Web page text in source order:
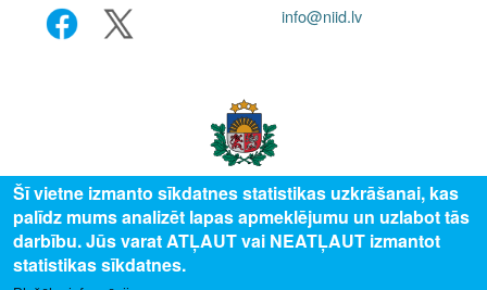
info@niid.lv
© 2025 Valsts izglītības attīstības aģentūra, publicētā satura visas tiesības
Šī vietne izmanto sīkdatnes statistikas uzkrāšanai, kas
palīdz mums analizēt lapas apmeklējumu un uzlabot tās
darbību. Jūs varat ATĻAUT vai NEATĻAUT izmantot
statistikas sīkdatnes.